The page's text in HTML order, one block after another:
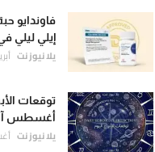
فاوندايو
إيلي ليلي
يلا نيوز نت أبريل
أغسطس آب 2026 حظك
يلا نيوز نت